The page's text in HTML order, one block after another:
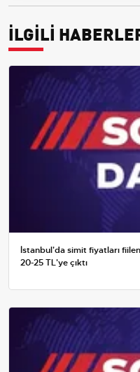
İLGİLİ
İstanbul'da simit fiyatları
20-25 TL'ye çıktı